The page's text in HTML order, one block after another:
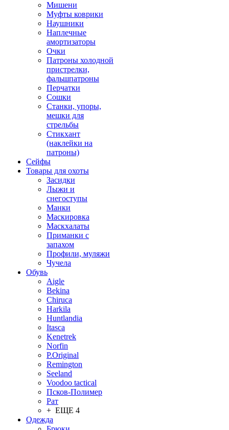
Мишени
Муфты коврики
Наушники
Наплечные
амортизаторы
Очки
Патроны холодной
пристрелки,
фальшпатроны
Перчатки
Сошки
Станки, упоры,
мешки для
стрельбы
Стикхант
(наклейки на
патроны)
Сейфы
Товары для охоты
Засидки
Лыжи и
снегоступы
Манки
Маскировка
Маскхалаты
Приманки с
запахом
Профили, муляжи
Чучела
Обувь
Aigle
Bekina
Chiruсa
Harkila
Huntlandia
Itasca
Kenetrek
Norfin
P.Original
Remington
Seeland
Voodoo tactical
Псков-Полимер
Рат
+ ЕЩЕ 4
Одежда